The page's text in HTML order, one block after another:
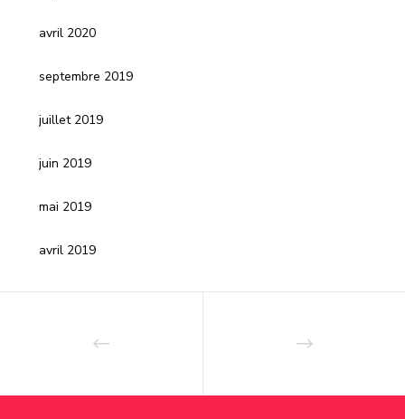
avril 2020
septembre 2019
juillet 2019
juin 2019
mai 2019
avril 2019